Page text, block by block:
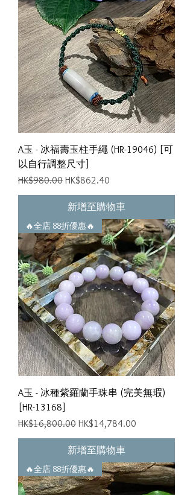
A玉 - 冰福壽玉柱手繩 (HR-19046) [可
以自行調整尺寸]
一般價格
HK$980.00 促銷價格
HK$862.40
新增至購物車
🔥全店 88折優惠🔥
A玉 - 冰種紫羅蘭手珠串 (完美無瑕)
[HR-13168]
一般價格
HK$16,800.00 促銷價格
HK$14,784.00
新增至購物車
🔥全店 88折優惠🔥